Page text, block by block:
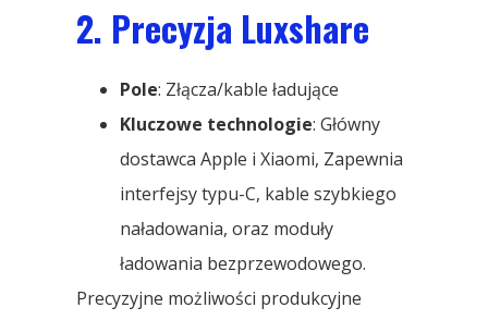
2. Precyzja Luxshare
Pole: Złącza/kable ładujące
Kluczowe technologie: Główny
dostawca Apple i Xiaomi, Zapewnia
interfejsy typu-C, kable szybkiego
naładowania, oraz moduły
ładowania bezprzewodowego.
Precyzyjne możliwości produkcyjne